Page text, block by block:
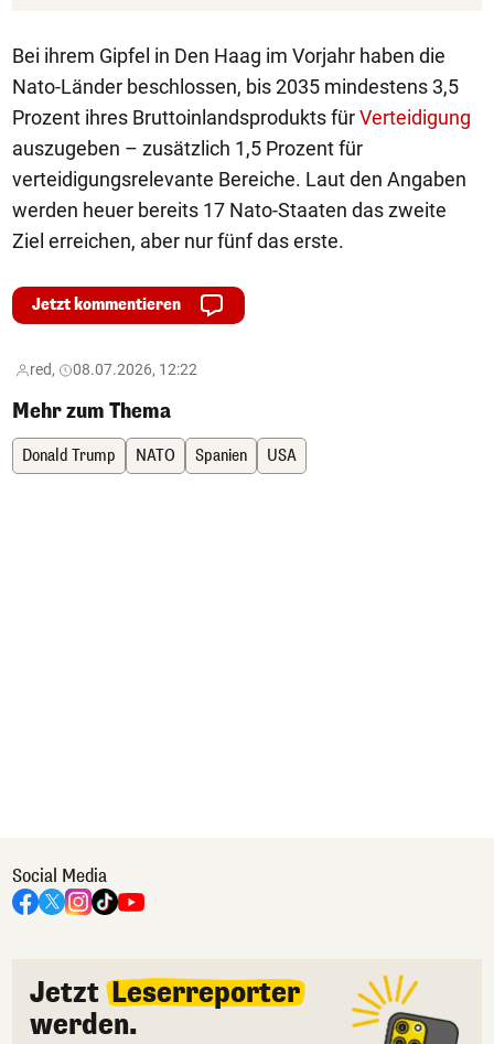
Bei ihrem Gipfel in Den Haag im Vorjahr haben die
Nato-Länder beschlossen, bis 2035 mindestens 3,5
Prozent ihres Bruttoinlandsprodukts fürVerteidigung
auszugeben – zusätzlich 1,5 Prozent für
verteidigungsrelevante Bereiche. Laut den Angaben
werden heuer bereits 17 Nato-Staaten das zweite
Ziel erreichen, aber nur fünf das erste.
Jetzt kommentieren
red, 08.07.2026, 12:22
Mehr zum Thema
Donald Trump NATO Spanien USA
Social Media
Jetzt Leserreporter
werden.